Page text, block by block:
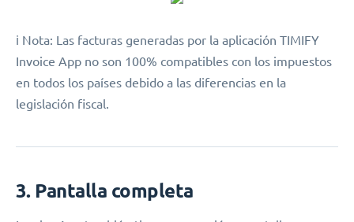
️ℹ️ Nota: Las facturas generadas por la aplicación TIMIFY
Invoice App no son 100% compatibles con los impuestos
en todos los países debido a las diferencias en la
legislación fiscal.
3. Pantalla completa